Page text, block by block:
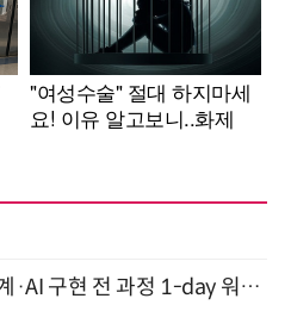
UX 기획·DESIGN.md 설계·AI 구현 전 과정 1-day 워크숍 with Claude Code·Codex 9월 15일 개최